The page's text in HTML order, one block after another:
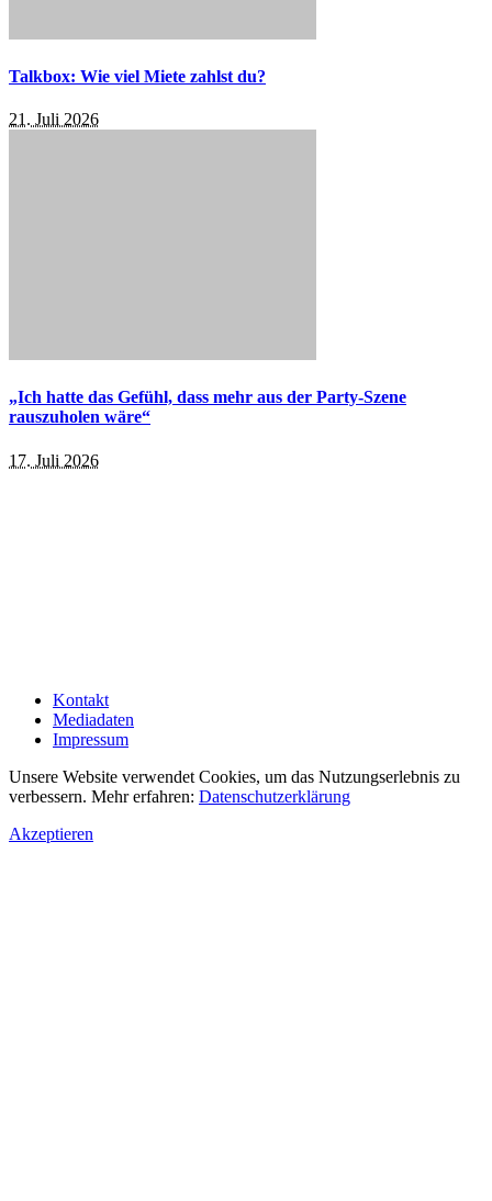
Talkbox: Wie viel Miete zahlst du?
21. Juli 2026
„Ich hatte das Gefühl, dass mehr aus der Party-Szene
rauszuholen wäre“
17. Juli 2026
Kontakt
Mediadaten
Impressum
Unsere Website verwendet Cookies, um das Nutzungserlebnis zu
verbessern. Mehr erfahren: Datenschutzerklärung
Akzeptieren